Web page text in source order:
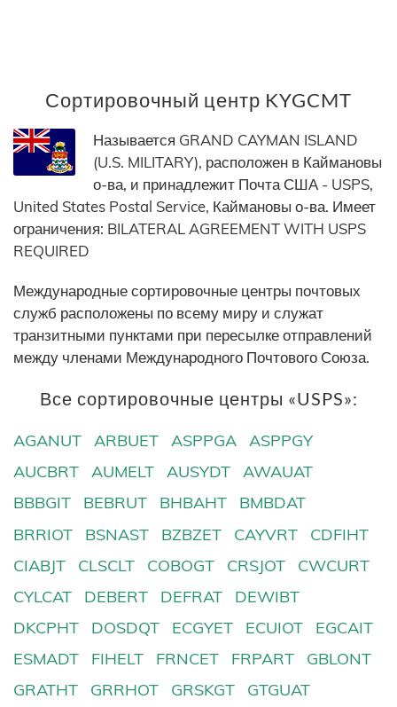
Сортировочный центр KYGCMT
Называется GRAND CAYMAN ISLAND
(U.S. MILITARY), расположен в Каймановы
о-ва, и принадлежит Почта США - USPS,
United States Postal Service, Каймановы о-ва. Имеет
ограничения: BILATERAL AGREEMENT WITH USPS
REQUIRED
Международные сортировочные центры почтовых
служб расположены по всему миру и служат
транзитными пунктами при пересылке отправлений
между членами Международного Почтового Союза.
Все сортировочные центры «USPS»:
AGANUT ARBUET ASPPGA
ASPPGY
AUCBRT
AUMELT AUSYDT
AWAUAT
BBBGIT
BEBRUT BHBAHT
BMBDAT
BRRIOT
BSNAST BZBZET CAYVRT
CDFIHT
CIABJT
CLSCLT COBOGT CRSJOT
CWCURT
CYLCAT
DEBERT DEFRAT
DEWIBT
DKCPHT
DOSDQT ECGYET ECUIOT
EGCAIT
ESMADT
FIHELT FRNCET FRPART
GBLONT
GRATHT
GRRHOT GRSKGT GTGUAT